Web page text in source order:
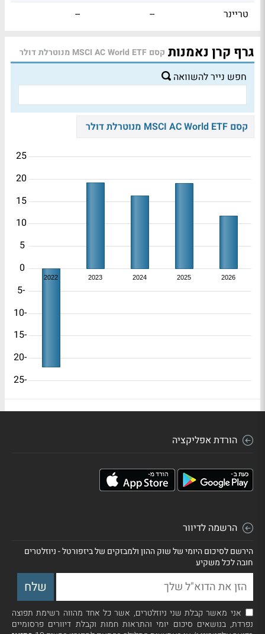
טריינר
--
--
גרף קרן נאמנות קסם MSCI AC World ETF מנוטרלת דולר
חפש נייר להשוואה
קסם MSCI AC World ETF מנוטרלת דולר
2022 2023 2024 2025 2026
-25
-20
-15
-10
-5
0
5
10
15
20
25
הורדת אפליקציה
הרשמה לדיוור
הירשם לסיכום היומי של שוק ההון ולמבזקים של ביזפורטל - ניוזלטרים
חובה לכל משקיע
אני מאשר קבלת שני ניוזלטרים, אשר כל אחד מהווה רשימת תפוצה
נפרדת, בנושאים סיכום יומי והתראות חמות וקבלת דיוורים פרסומיים